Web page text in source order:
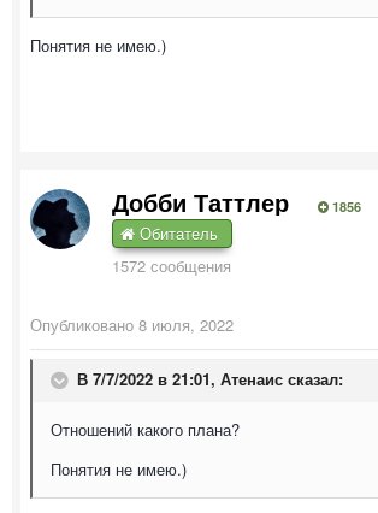
Понятия не имею.)
Добби Таттлер 1856
Обитатель
1572 сообщения
Опубликовано 8 июля, 2022
В 7/7/2022 в 21:01, Атенаис сказал:
Отношений какого плана?
Понятия не имею.)